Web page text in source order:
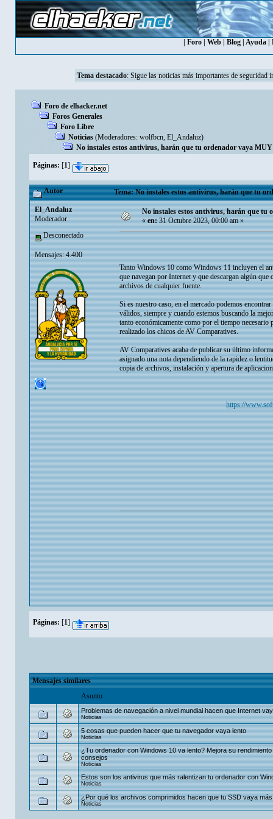
Foro Web Blog Ayuda
Tema destacado: Sigue las noticias más importantes de seguridad
Foro de elhacker.net
Foros Generales
Foro Libre
Noticias (Moderadores: wolfbcn, El_Andaluz)
No instales estos antivirus, harán que tu ordenador vaya
Páginas: [1]
Autor Tema: No instales estos antivirus, harán que tu
El_Andaluz
Moderador
Desconectado
Mensajes: 4.400
No instales estos antivirus, harán que tu
«en:31 Octubre 2023, 00:00 am »
Tanto Windows 10 como Windows 11 incluyen el
que navegan por Internet y que descargan algún
archivos de cualquier fuente.
Si es nuestro caso, en el mercado podemos
válidos, siempre y cuando estemos buscando la
tanto económicamente como por el tiempo necesario
realizado los chicos de AV Comparatives.
AV Comparatives acaba de publicar su último
asignado una nota dependiendo de la rapidez o
copia de archivos, instalación y apertura de
https://
Páginas: [1]
Mensajes similares
Asunto
Problemas de navegación a nivel mundial hacen que Internet
Noticias
5 cosas que pueden hacer que tu navegador vaya lento
Noticias
¿Tu ordenador con Windows 10 va lento? Mejora su
consejos
Noticias
Estos son los antivirus que más ralentizan tu ordenador con
Noticias
¿Por qué los archivos comprimidos hacen que tu SSD vaya
Noticias